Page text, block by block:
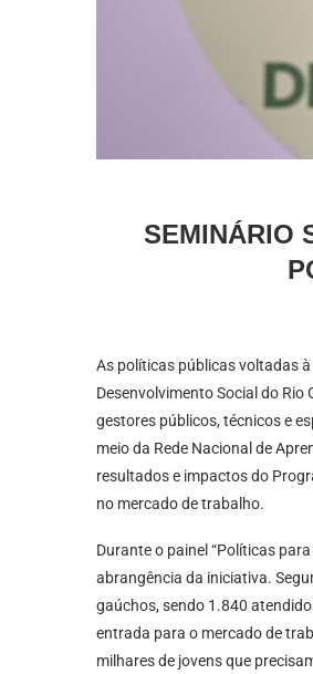
SEMINÁRIO
As políticas públicas voltadas
Desenvolvimento Social do Rio
gestores públicos, técnicos e
meio da Rede Nacional de
resultados e impactos do
no mercado de trabalho.
Durante o painel “Políticas
abrangência da iniciativa.
gaúchos, sendo 1.840
entrada para o mercado de
milhares de jovens que